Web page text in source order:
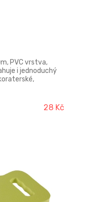
PVC vrstva,
i jednoduchý
28 Kč